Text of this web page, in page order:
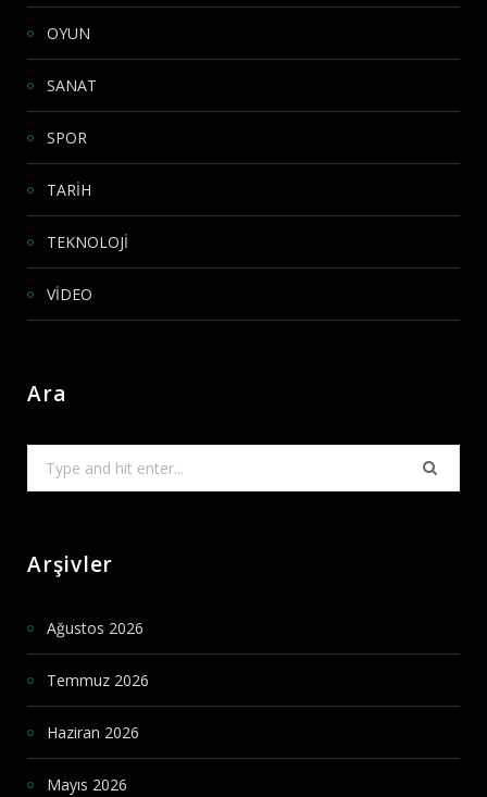
OYUN
SANAT
SPOR
TARİH
TEKNOLOJİ
VİDEO
Ara
Arşivler
Ağustos 2026
Temmuz 2026
Haziran 2026
Mayıs 2026